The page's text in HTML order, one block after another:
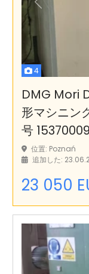
4
前の
DMG Mori
形マシニン
号
位置: Poznań
追加した:
23 050